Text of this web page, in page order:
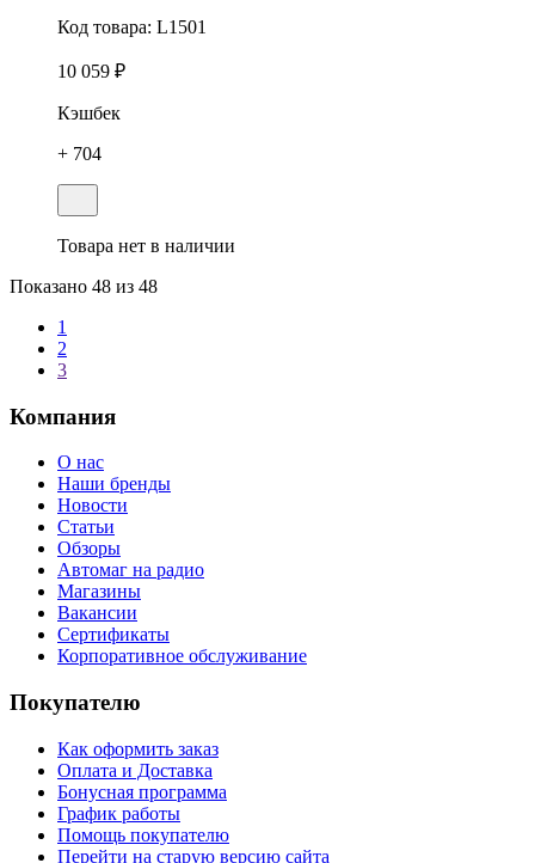
Код товара: L1501
10 059 ₽
Кэшбек
+ 704
Товара нет в наличии
Показано 48 из 48
1
2
3
Компания
О нас
Наши бренды
Новости
Статьи
Обзоры
Автомаг на радио
Магазины
Вакансии
Сертификаты
Корпоративное обслуживание
Покупателю
Как оформить заказ
Оплата и Доставка
Бонусная программа
График работы
Помощь покупателю
Перейти на старую версию сайта